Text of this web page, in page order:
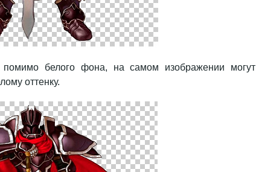
помимо белого фона, на самом изображении могут
оттенку.